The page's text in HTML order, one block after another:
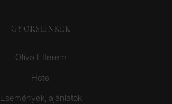
GYORSLINKEK
Oliva Étterem
Hotel
Események, ajánlatok